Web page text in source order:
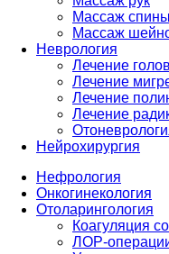
Массаж спины
Массаж
Неврология
Лечение
Лечение
Лечение
Лечение
Нейрохирургия
Нефрология
Онкогинекология
Отоларингология
Коагуляция
ЛОР-